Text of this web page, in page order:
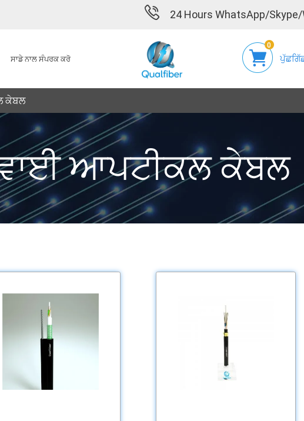
24 Hours WhatsApp/
ਸਾਡੇ ਨਾਲ ਸੰਪਰਕ ਕਰੋ
0
ਕੇਬਲ
ਆਪਟੀਕਲ ਕੇਬਲ